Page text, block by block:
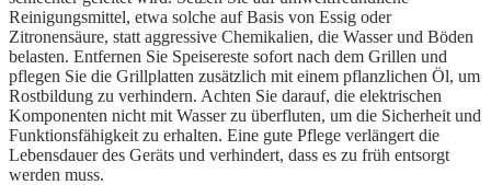
Reinigungsmittel, etwa solche auf Basis von Essig oder
Zitronensäure, statt aggressive Chemikalien, die Wasser und Böden
belasten. Entfernen Sie Speisereste sofort nach dem Grillen und
pflegen Sie die Grillplatten zusätzlich mit einem pflanzlichen Öl, um
Rostbildung zu verhindern. Achten Sie darauf, die elektrischen
Komponenten nicht mit Wasser zu überfluten, um die Sicherheit und
Funktionsfähigkeit zu erhalten. Eine gute Pflege verlängert die
Lebensdauer des Geräts und verhindert, dass es zu früh entsorgt
werden muss.